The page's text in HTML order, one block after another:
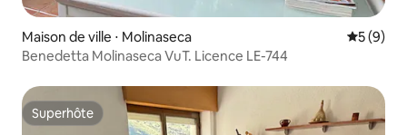
Maison de ville ⋅ Molinaseca
5 (9)
Benedetta Molinaseca VuT. Licence LE-744
Superhôte
Superhôte